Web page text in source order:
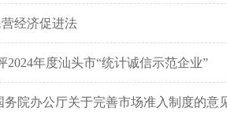
经济促进法
2024年度汕头市“统计诚信示范企业”
务院办公厅关于完善市场准入制度的意